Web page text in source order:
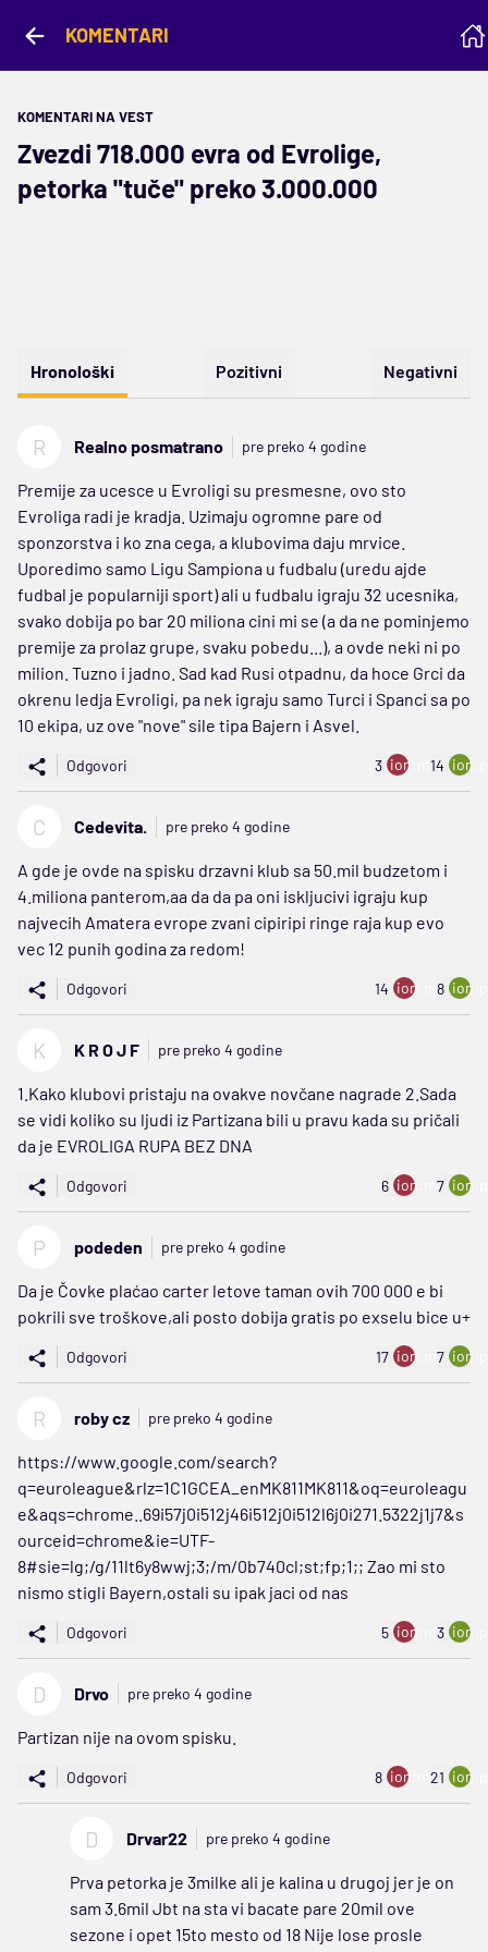
KOMENTARI
KOMENTARI NA VEST
Zvezdi 718.000 evra od Evrolige,
petorka "tuče" preko 3.000.000
Hronološki Pozitivni Negativni
R Realno posmatrano pre preko 4 godine
Premije za ucesce u Evroligi su presmesne, ovo sto
Evroliga radi je kradja. Uzimaju ogromne pare od
sponzorstva i ko zna cega, a klubovima daju mrvice.
Uporedimo samo Ligu Sampiona u fudbalu (uredu ajde
fudbal je popularniji sport) ali u fudbalu igraju 32 ucesnika,
svako dobija po bar 20 miliona cini mi se (a da ne pominjemo
premije za prolaz grupe, svaku pobedu...), a ovde neki ni po
milion. Tuzno i jadno. Sad kad Rusi otpadnu, da hoce Grci da
okrenu ledja Evroligi, pa nek igraju samo Turci i Spanci sa po
10 ekipa, uz ove "nove" sile tipa Bajern i Asvel.
Odgovori 3 ion:minus
14
C Cedevita. pre preko 4 godine
A gde je ovde na spisku drzavni klub sa 50.mil budzetom i
4.miliona panterom,aa da da pa oni iskljucivi igraju kup
najvecih Amatera evrope zvani cipiripi ringe raja kup evo
vec 12 punih godina za redom!
Odgovori 14 ion:minus
8
K K R O J F pre preko 4 godine
1.Kako klubovi pristaju na ovakve novčane nagrade 2.Sada
se vidi koliko su ljudi iz Partizana bili u pravu kada su pričali
da je EVROLIGA RUPA BEZ DNA
Odgovori 6 ion:minus
7
P podeden pre preko 4 godine
Da je Čovke plaćao carter letove taman ovih 700 000 e bi
pokrili sve troškove,ali posto dobija gratis po exselu bice u+
Odgovori 17 ion:minus
7
R roby cz pre preko 4 godine
https://www.google.com/search?
q=euroleague&rlz=1C1GCEA_enMK811MK811&oq=euroleagu
e&aqs=chrome..69i57j0i512j46i512j0i512l6j0i271.5322j1j7&s
ourceid=chrome&ie=UTF-
8#sie=lg;/g/11lt6y8wwj;3;/m/0b740cl;st;fp;1;; Zao mi sto
nismo stigli Bayern,ostali su ipak jaci od nas
Odgovori 5 ion:minus
3
D Drvo pre preko 4 godine
Partizan nije na ovom spisku.
Odgovori 8 ion:minus
21
D Drvar22 pre preko 4 godine
Prva petorka je 3milke ali je kalina u drugoj jer je on
sam 3.6mil Jbt na sta vi bacate pare 20mil ove
sezone i opet 15to mesto od 18 Nije lose prosle